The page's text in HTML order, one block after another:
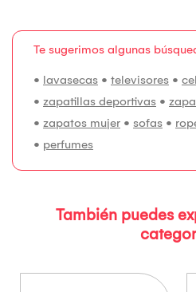
Te sugerimos algunas
• lavasecas • televisores •
• zapatillas deportivas •
• zapatos mujer • sofas •
• perfumes
También puedes